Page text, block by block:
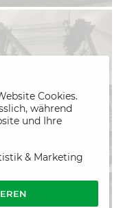
Cookies.
während
und Ihre
& Marketing